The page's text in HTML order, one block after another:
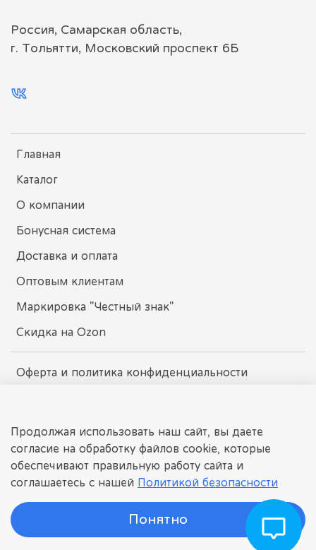
Главная
Каталог
О компании
Бонусная система
Доставка и оплата
Оптовым клиентам
Маркировка "Честный знак"
Скидка на Ozon
Оферта и политика конфиденциальности
Россия, Самарская область,
г. Тольятти, Московский проспект 6Б
dissomarket.ru
© 2025 Любое использование контента без письменного
разрешения запрещено
Интернет-магазин детских игрушек.
Продолжая использовать наш сайт, вы даете
согласие на обработку файлов cookie, которые
обеспечивают правильную работу сайта и
соглашаетесь с нашей Политикой безопасности
Понятно